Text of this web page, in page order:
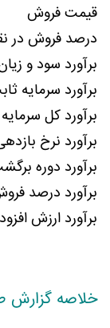
قیمت فروش
درصد فروش در
برآورد سود و
برآورد سرمایه
برآورد کل
برآورد نرخ
برآورد دوره
برآورد درصد
برآورد ارزش
خلاصه گزارش